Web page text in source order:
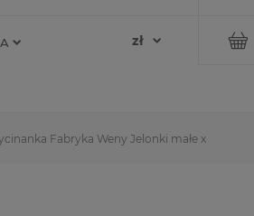
Fabryka Weny Jelonki małe x